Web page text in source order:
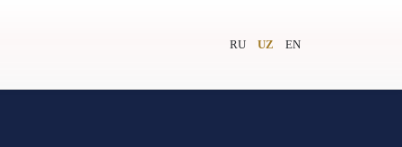
RU UZ EN